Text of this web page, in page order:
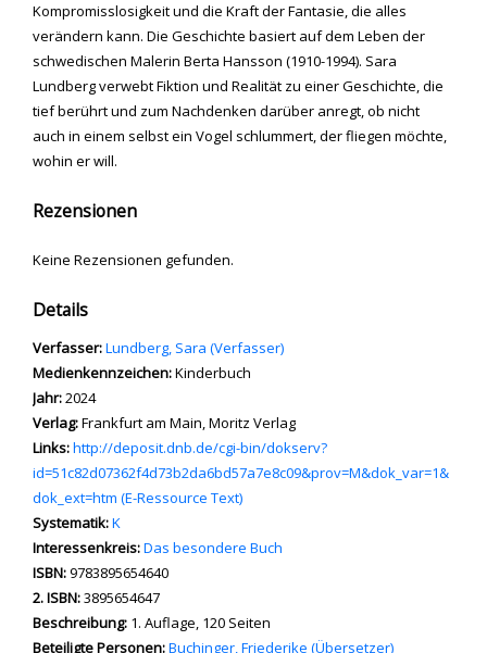
Kompromisslosigkeit und die Kraft der Fantasie, die alles
verändern kann. Die Geschichte basiert auf dem Leben der
schwedischen Malerin Berta Hansson (1910-1994). Sara
Lundberg verwebt Fiktion und Realität zu einer Geschichte, die
tief berührt und zum Nachdenken darüber anregt, ob nicht
auch in einem selbst ein Vogel schlummert, der fliegen möchte,
wohin er will.
Rezensionen
Keine Rezensionen gefunden.
Details
Verfasser:Suche nach diesem Verfasser
Lundberg, Sara (Verfasser)
Medienkennzeichen:Kinderbuch
Jahr:2024
Verlag:Frankfurt am Main, Moritz Verlag
opens in new tab
Links:Diesen Link in neuem Tab öffnen
http://deposit.dnb.de/cgi-bin/dokserv?
id=51c82d07362f4d73b2da6bd57a7e8c09&prov=M&dok_var=1&
dok_ext=htm (E-Ressource Text)
Systematik:Suche nach dieser Systematik
K
Interessenkreis:Suche nach diesem Interessenskreis
Das besondere Buch
ISBN:9783895654640
2. ISBN:3895654647
Beschreibung: 1. Auflage, 120 Seiten
Beteiligte Personen:Suche nach dieser Beteiligten Person
Buchinger, Friederike (Übersetzer)